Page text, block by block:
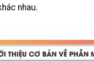
nhau.